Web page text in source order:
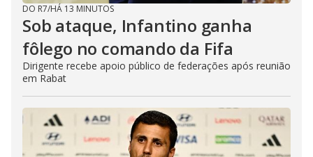
DO R7/HÁ 13 MINUTOS
Sob ataque, Infantino ganha
fôlego no comando da Fifa
Dirigente recebe apoio público de federações após reunião
em Rabat